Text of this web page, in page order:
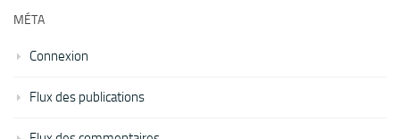
MÉTA
Connexion
Flux des publications